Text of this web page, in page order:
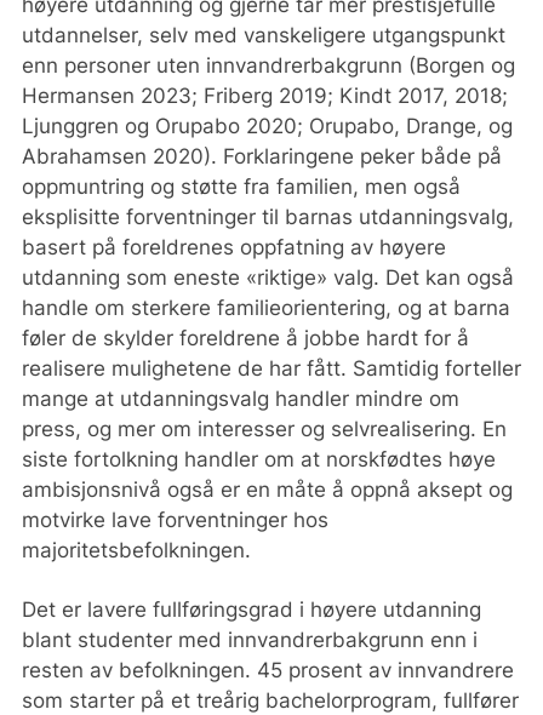
utdannelser, selv med vanskeligere utgangspunkt
enn personer uten innvandrerbakgrunn (Borgen og
Hermansen 2023; Friberg 2019; Kindt 2017, 2018;
Ljunggren og Orupabo 2020; Orupabo, Drange, og
Abrahamsen 2020). Forklaringene peker både på
oppmuntring og støtte fra familien, men også
eksplisitte forventninger til barnas utdanningsvalg,
basert på foreldrenes oppfatning av høyere
utdanning som eneste «riktige» valg. Det kan også
handle om sterkere familieorientering, og at barna
føler de skylder foreldrene å jobbe hardt for å
realisere mulighetene de har fått. Samtidig forteller
mange at utdanningsvalg handler mindre om
press, og mer om interesser og selvrealisering. En
siste fortolkning handler om at norskfødtes høye
ambisjonsnivå også er en måte å oppnå aksept og
motvirke lave forventninger hos
majoritetsbefolkningen.
Det er lavere fullføringsgrad i høyere utdanning
blant studenter med innvandrerbakgrunn enn i
resten av befolkningen. 45 prosent av innvandrere
som starter på et treårig bachelorprogram, fullfører